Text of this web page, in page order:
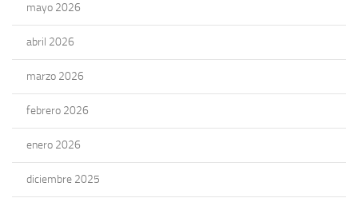
mayo 2026
abril 2026
marzo 2026
febrero 2026
enero 2026
diciembre 2025